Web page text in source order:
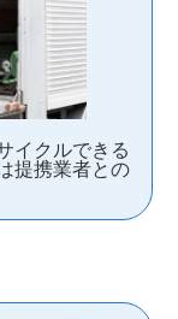
イクルできる
提携業者との